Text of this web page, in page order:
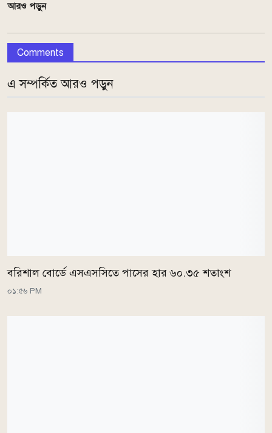
আরও পড়ুন
Comments
এ সম্পর্কিত আরও পড়ুন
বরিশাল বোর্ডে এসএসসিতে পাসের হার ৬০.৩৫ শতাংশ
০১:৫৬ PM